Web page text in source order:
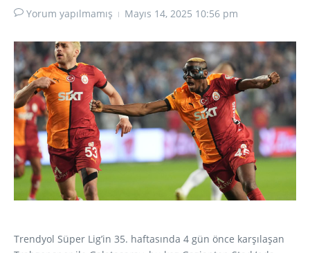
Yorum yapılmamış Mayıs 14, 2025 10:56 pm
Trendyol Süper Lig’in 35. haftasında 4 gün önce karşılaşan